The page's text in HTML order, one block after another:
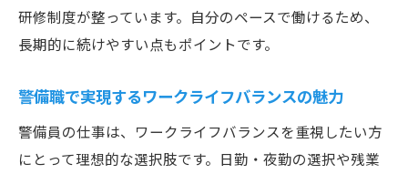
研修制度が整っています。自分のペースで働けるため、
長期的に続けやすい点もポイントです。
警備職で実現するワークライフバランスの魅力
警備員の仕事は、ワークライフバランスを重視したい方
にとって理想的な選択肢です。日勤・夜勤の選択や残業